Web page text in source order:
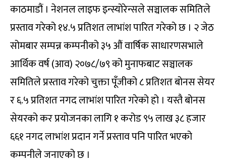
काठमाडौं । नेशनल लाइफ इन्स्योरेन्सले सञ्चालक समितिले
प्रस्ताव गरेको १४.५ प्रतिशत लाभांश पारित गरेको छ । २ जेठ
सोमबार सम्पन्न कम्पनीको ३५ औं वार्षिक साधारणसभाले
आर्थिक वर्ष (आव) २०७८/७९ को मुनाफबाट सञ्चालक
समितिले प्रस्ताव गरेको चुक्ता पूँजीको ८ प्रतिशत बोनस सेयर
र ६.५ प्रतिशत नगद लाभांश पारित गरेको हो । यस्तै बोनस
सेयरको कर प्रयोजनका लागि १ करोड ९५ लाख ३८ हजार
६६१ नगद लाभांश प्रदान गर्ने प्रस्ताव पनि पारित भएको
कम्पनीले जनाएको छ ।